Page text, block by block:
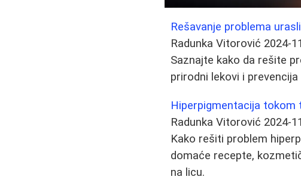
Rešavanje problema
Radunka Vitorović 2024-
Saznajte kako da rešite
prirodni lekovi i
Hiperpigmentacija tokom
Radunka Vitorović 2024-
Kako rešiti problem
domaće recepte,
na licu.